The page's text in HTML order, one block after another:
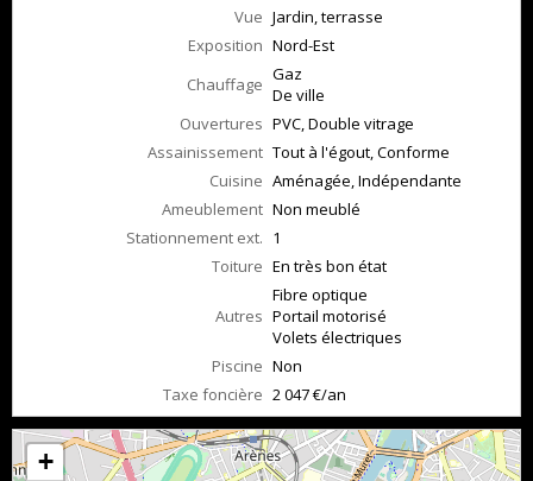
Vue Jardin, terrasse
Exposition Nord-Est
Chauffage Gaz
De ville
Ouvertures PVC, Double vitrage
Assainissement Tout à l'égout, Conforme
Cuisine Aménagée, Indépendante
Ameublement Non meublé
Stationnement ext. 1
Toiture En très bon état
Autres
Fibre optique
Portail motorisé
Volets électriques
Piscine Non
Taxe foncière 2 047 €/an
+